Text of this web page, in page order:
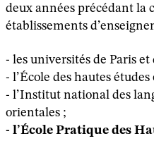
deux années précédant la
établissements
- les universités de Paris et
- l’École des hautes études
- l’Institut national des
orientales ;
- l’École Pratique des